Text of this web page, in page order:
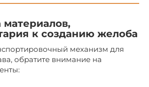
материалов,
к созданию желоба
механизм для
обратите внимание на